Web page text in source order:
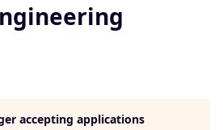
accepting applications